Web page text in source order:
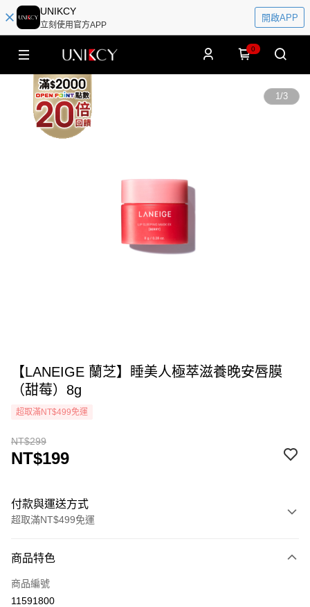
UNIKCY
立刻使用官方APP
開啟APP
0
1/3
【LANEIGE 蘭芝】睡美人極萃滋養晚安唇膜
（甜莓）8g
超取滿NT$499免運
NT$299
NT$199
付款與運送方式
超取滿NT$499免運
icash Pay
信用卡一次付款
商品特色
商品編號
11591800